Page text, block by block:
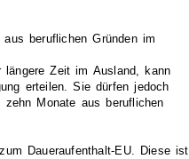
beruflichen Gründen im
Zeit im Ausland, kann
erteilen. Sie dürfen jedoch
zehn Monate aus beruflichen
Daueraufenthalt-EU. Diese ist